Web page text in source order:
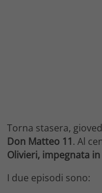
Torna stasera,
Don Matteo 11. Al
Olivieri, impegnata
I due episodi sono: